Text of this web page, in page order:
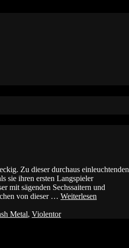
Zu dieser durchaus einleuchtenden
sie ihren ersten Langspieler
mit sägenden Sechssaitern und
von dieser … Weiterlesen
Metal, Violentor